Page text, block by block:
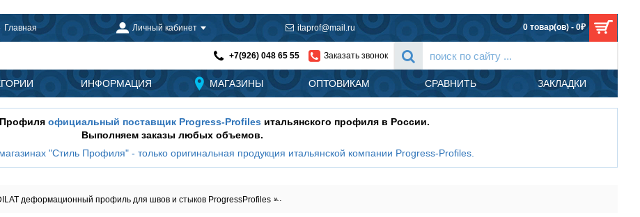
Главная Личный кабинет itaprof@mail.ru 0 товар(ов) - 0₽
+7(926) 048 65 55 Заказать звонок
ИНФОРМАЦИЯ МАГАЗИНЫ ОПТОВИКАМ СРАВНИТЬ ЗАКЛАДКИ
официальный поставщик Progress-Profiles итальянского профиля в России.
Выполняем заказы любых объемов.
"Стиль Профиля" - только оригинальная продукция итальянской компании Progress-Profiles.
деформационный профиль для швов и стыков ProgressProfiles